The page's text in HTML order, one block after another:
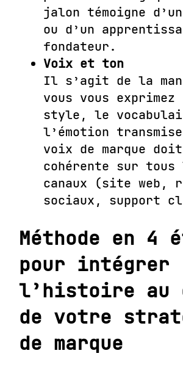
jalon témoigne
ou d’un
fondateur.
Voix et ton
Il s’agit de la
vous vous
style, le
l’émotion
voix de marque
cohérente sur tous
canaux (site web,
sociaux, support
Méthode en 4
pour intégrer
l’histoire au
de votre
de marque